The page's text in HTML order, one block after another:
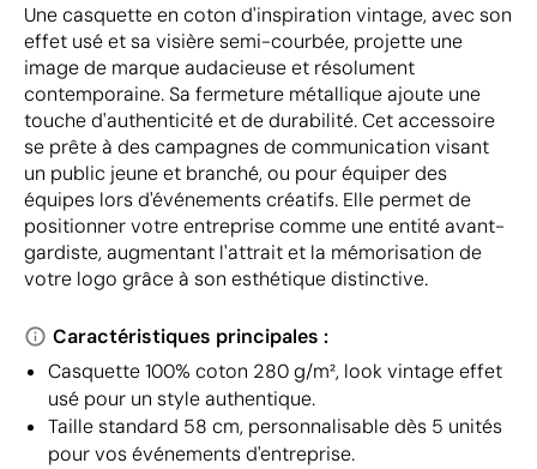
Une casquette en coton d'inspiration vintage, avec son
effet usé et sa visière semi-courbée, projette une
image de marque audacieuse et résolument
contemporaine. Sa fermeture métallique ajoute une
touche d'authenticité et de durabilité. Cet accessoire
se prête à des campagnes de communication visant
un public jeune et branché, ou pour équiper des
équipes lors d'événements créatifs. Elle permet de
positionner votre entreprise comme une entité avant-
gardiste, augmentant l'attrait et la mémorisation de
votre logo grâce à son esthétique distinctive.
Caractéristiques principales :
Casquette 100% coton 280 g/m², look vintage effet
usé pour un style authentique.
Taille standard 58 cm, personnalisable dès 5 unités
pour vos événements d'entreprise.